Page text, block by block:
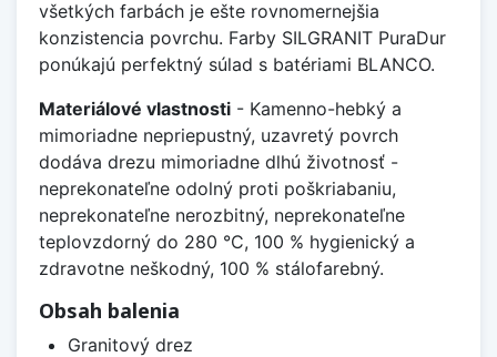
všetkých farbách je ešte rovnomernejšia
konzistencia povrchu. Farby SILGRANIT PuraDur
ponúkajú perfektný súlad s batériami BLANCO.
Materiálové vlastnosti - Kamenno-hebký a
mimoriadne nepriepustný, uzavretý povrch
dodáva drezu mimoriadne dlhú životnosť -
neprekonateľne odolný proti poškriabaniu,
neprekonateľne nerozbitný, neprekonateľne
teplovzdorný do 280 °C, 100 % hygienický a
zdravotne neškodný, 100 % stálofarebný.
Obsah balenia
Granitový drez